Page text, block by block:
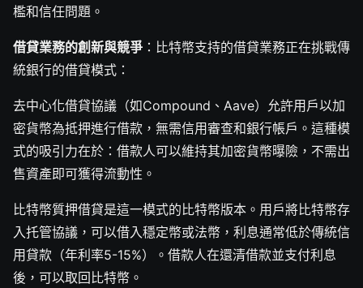
檻和信任問題。
借貸業務的創新與競爭 ：比特幣支持的借貸業務正在挑戰傳
統銀行的借貸模式：
去中心化借貸協議（如Compound、Aave）允許用戶以加
密貨幣為抵押進行借款，無需信用審查和銀行帳戶。這種模
式的吸引力在於：借款人可以維持其加密貨幣曝險，不需出
售資產即可獲得流動性。
比特幣質押借貸是這一模式的比特幣版本。用戶將比特幣存
入托管協議，可以借入穩定幣或法幣，利息通常低於傳統信
用貸款（年利率5-15%）。借款人在還清借款並支付利息
後，可以取回比特幣。